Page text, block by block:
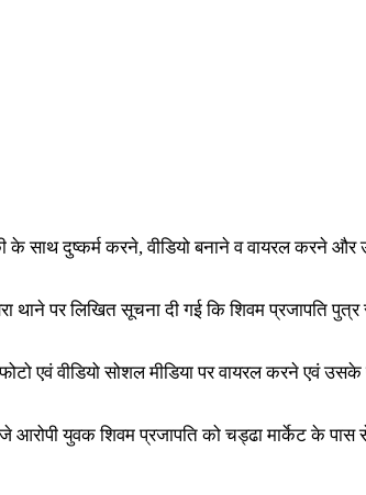
साथ दुष्कर्म करने, वीडियो बनाने व वायरल करने
थाने पर लिखित सूचना दी गई कि शिवम प्रजापति
एवं वीडियो सोशल मीडिया पर वायरल करने एवं
युवक शिवम प्रजापति को चड्ढा मार्केट के पास